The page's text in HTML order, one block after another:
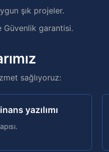
şık projeler.
Güvenlik garantisi.
sağlıyoruz:
yazılımı